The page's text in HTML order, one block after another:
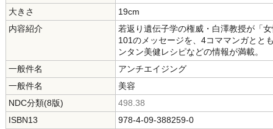
大きさ
19cm
内容紹介
若返り遺伝子学の権威・白澤教授が「
101のメッセージを、4コママンガとと
ンタン美健レシピなどの情報が満載。
一般件名
アンチエイジング
一般件名
美容
NDC分類(8版)
498.38
ISBN13
978-4-09-388259-0